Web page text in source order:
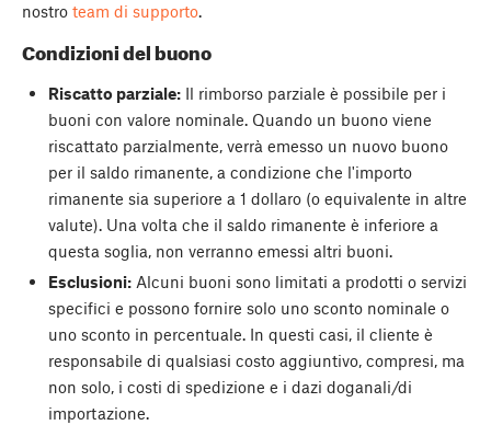
nostro team di supporto.
Condizioni del buono
Riscatto parziale:Il rimborso parziale è possibile per i
buoni con valore nominale. Quando un buono viene
riscattato parzialmente, verrà emesso un nuovo buono
per il saldo rimanente, a condizione che l'importo
rimanente sia superiore a 1 dollaro (o equivalente in altre
valute). Una volta che il saldo rimanente è inferiore a
questa soglia, non verranno emessi altri buoni.
Esclusioni:Alcuni buoni sono limitati a prodotti o servizi
specifici e possono fornire solo uno sconto nominale o
uno sconto in percentuale. In questi casi, il cliente è
responsabile di qualsiasi costo aggiuntivo, compresi, ma
non solo, i costi di spedizione e i dazi doganali/di
importazione.